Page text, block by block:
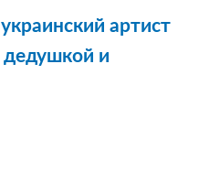
украинский артист
дедушкой и